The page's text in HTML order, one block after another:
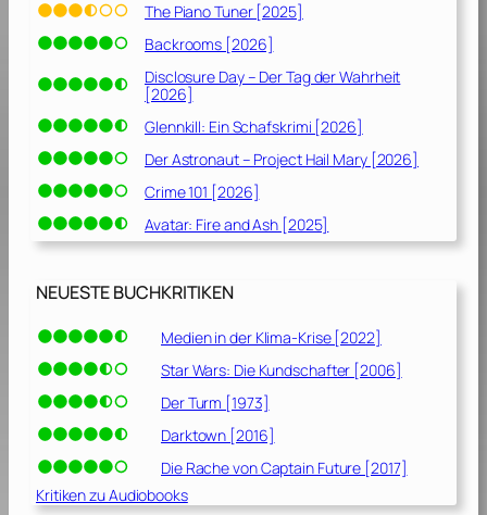
The Piano Tuner [2025]
Backrooms [2026]
Disclosure Day – Der Tag der Wahrheit
[2026]
Glennkill: Ein Schafskrimi [2026]
Der Astronaut – Project Hail Mary [2026]
Crime 101 [2026]
Avatar: Fire and Ash [2025]
NEUESTE BUCHKRITIKEN
Medien in der Klima-Krise [2022]
Star Wars: Die Kundschafter [2006]
Der Turm [1973]
Darktown [2016]
Die Rache von Captain Future [2017]
Kritiken zu Audiobooks